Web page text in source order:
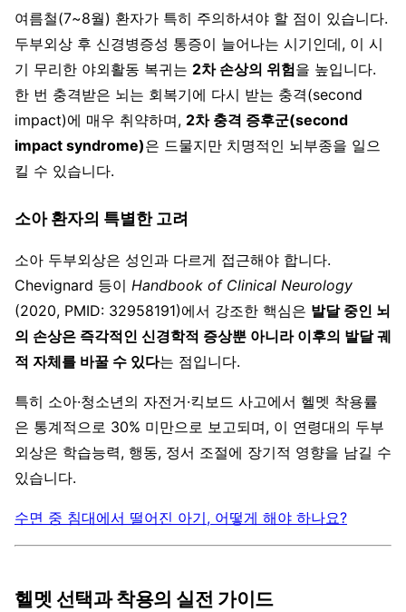
여름철(7~8월) 환자가 특히 주의하셔야 할 점이 있습니다.
두부외상 후 신경병증성 통증이 늘어나는 시기인데, 이 시
기 무리한 야외활동 복귀는 2차 손상의 위험을 높입니다.
한 번 충격받은 뇌는 회복기에 다시 받는 충격(second
impact)에 매우 취약하며, 2차 충격 증후군(second
impact syndrome)은 드물지만 치명적인 뇌부종을 일으
킬 수 있습니다.
소아 환자의 특별한 고려
소아 두부외상은 성인과 다르게 접근해야 합니다.
Chevignard 등이 Handbook of Clinical Neurology
(2020, PMID: 32958191)에서 강조한 핵심은 발달 중인 뇌
의 손상은 즉각적인 신경학적 증상뿐 아니라 이후의 발달 궤
적 자체를 바꿀 수 있다는 점입니다.
특히 소아·청소년의 자전거·킥보드 사고에서 헬멧 착용률
은 통계적으로 30% 미만으로 보고되며, 이 연령대의 두부
외상은 학습능력, 행동, 정서 조절에 장기적 영향을 남길 수
있습니다.
수면 중 침대에서 떨어진 아기, 어떻게 해야 하나요?
헬멧 선택과 착용의 실전 가이드